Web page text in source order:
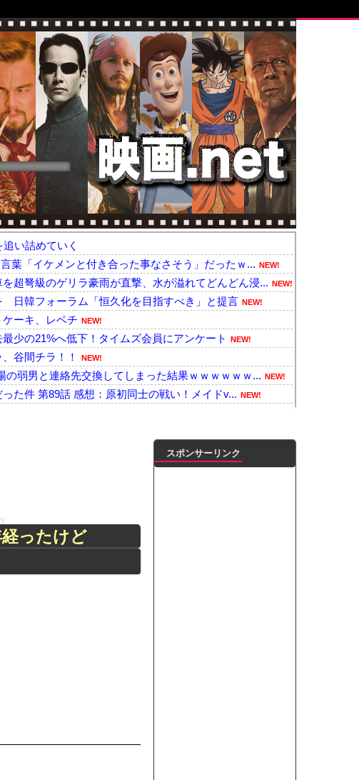
い詰めていく
葉「イケメンと付き合った事なさそう」だったｗ... NEW!
超弩級のゲリラ豪雨が直撃、水が溢れてどんどん浸... NEW!
日韓フォーラム「恒久化を目指すべき」と提言 NEW!
ケーキ、レベチ NEW!
少の21%へ低下！タイムズ会員にアンケート NEW!
谷間チラ！！ NEW!
の弱男と連絡先交換してしまった結果ｗｗｗｗｗｗ... NEW!
た件 第89話 感想：原初同士の戦い！メイドv... NEW!
メンテでロード時間が8秒から6秒に NEW!
秘に『ある事』を始めていたと判明する・・・他 NEW!
全巻「70％オフ」セール！全15巻「11,38...
る人達、終了へ
人になれ」と脅された。辞めたら1週間もしないう...
ったけど
スポンサーリンク